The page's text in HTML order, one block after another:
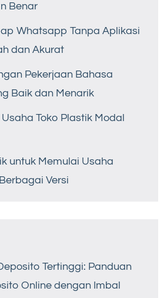
Benar
Whatsapp Tanpa Aplikasi
dan Akurat
Pekerjaan Bahasa
Baik dan Menarik
Toko Plastik Modal
untuk Memulai Usaha
Versi
Tertinggi: Panduan
Online dengan Imbal